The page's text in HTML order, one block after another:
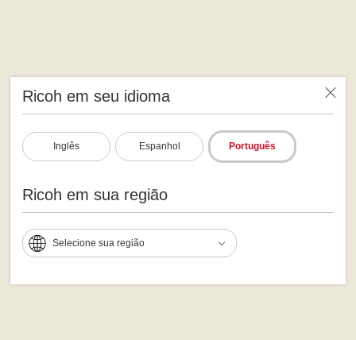
Ricoh em seu idioma
Inglês Espanhol Português
Ricoh em sua região
Selecione sua região